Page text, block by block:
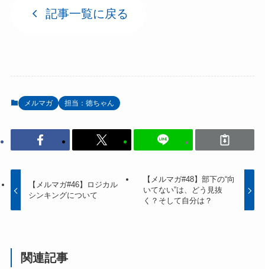
記事一覧に戻る
メルマガ 担当：徳ちゃん
【メルマガ#46】ロジカル
シンキングについて
【メルマガ#48】部下の“向
いてない”は、どう見抜
く？そして自分は？
関連記事